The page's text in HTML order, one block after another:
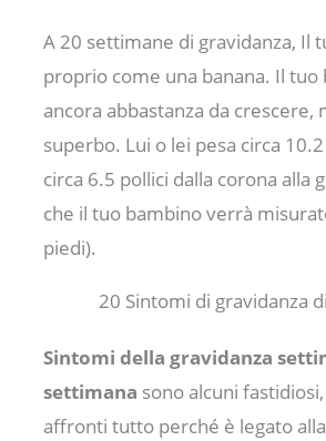
A 20 settimane di gravidanza, Il
proprio come una banana. Il tuo
ancora abbastanza da crescere,
superbo. Lui o lei pesa circa
circa 6.5 pollici dalla corona alla
che il tuo bambino verrà
piedi).
20 Sintomi di gravidanza
Sintomi della gravidanza
settimana sono alcuni
affronti tutto perché è legato